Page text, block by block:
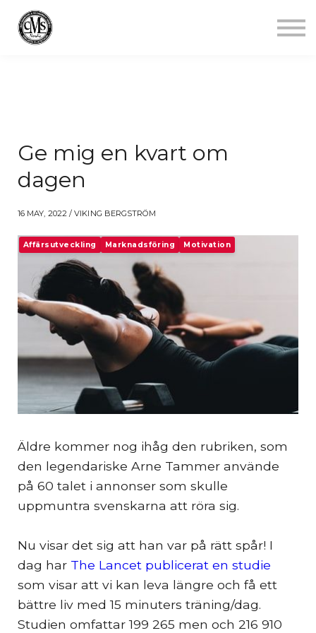
Ge mig en kvart om
dagen
16 MAY, 2022 / VIKING BERGSTRÖM
Affärsutveckling Marknadsföring Motivation
Äldre kommer nog ihåg den rubriken, som
den legendariske Arne Tammer använde
på 60 talet i annonser som skulle
uppmuntra svenskarna att röra sig.
Nu visar det sig att han var på rätt spår! I
dag har The Lancet publicerat en studie
som visar att vi kan leva längre och få ett
bättre liv med 15 minuters träning/dag.
Studien omfattar 199 265 men och 216 910